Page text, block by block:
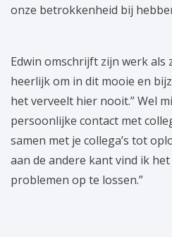
onze betrokkenheid bij
Edwin omschrijft zijn werk als
heerlijk om in dit mooie en
het verveelt hier nooit.” Wel
persoonlijke contact met
samen met je collega’s tot
aan de andere kant vind ik
problemen op te lossen.”